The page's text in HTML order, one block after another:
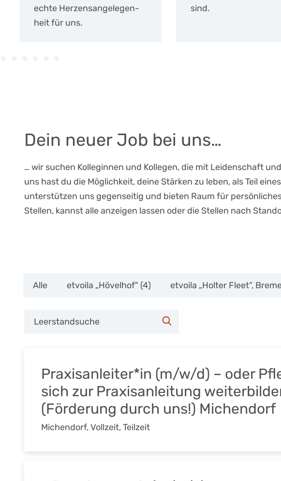
sind.
Dein neuer Job bei uns…
… wir suchen Kolleginnen und Kollegen, die mit Leidenschaft
uns hast du die Möglichkeit, deine Stärken zu leben, als Teil
unterstützen uns gegenseitig und bieten Raum für
Stellen, kannst alle anzeigen lassen oder die Stellen nach
Alle etvoila „Hövelhof" (4) etvoila „Holter Fleet“,
Praxisanleiter*in (m/w/d) – oder
sich zur Praxisanleitung
(Förderung durch uns!) Michendorf
Michendorf,Vollzeit, Teilzeit